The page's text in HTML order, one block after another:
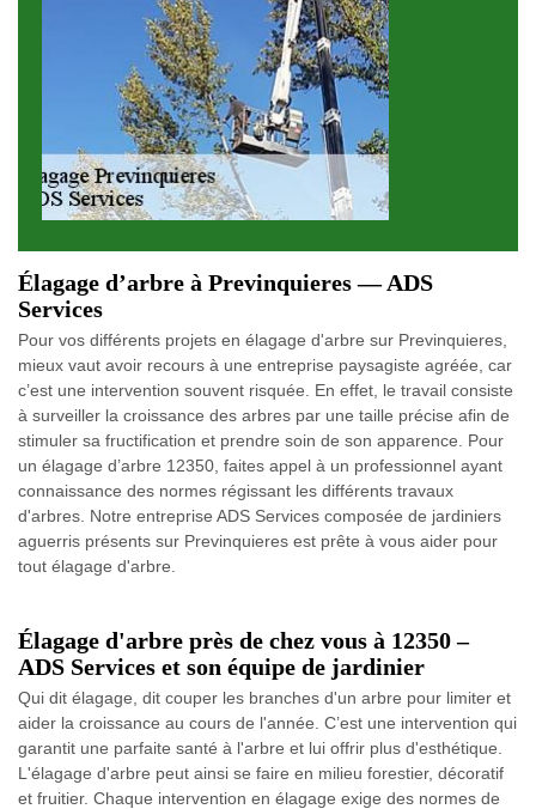
Élagage d’arbre à Previnquieres — ADS
Services
Pour vos différents projets en élagage d'arbre sur Previnquieres,
mieux vaut avoir recours à une entreprise paysagiste agréée, car
c’est une intervention souvent risquée. En effet, le travail consiste
à surveiller la croissance des arbres par une taille précise afin de
stimuler sa fructification et prendre soin de son apparence. Pour
un élagage d’arbre 12350, faites appel à un professionnel ayant
connaissance des normes régissant les différents travaux
d'arbres. Notre entreprise ADS Services composée de jardiniers
aguerris présents sur Previnquieres est prête à vous aider pour
tout élagage d'arbre.
Élagage d'arbre près de chez vous à 12350 –
ADS Services et son équipe de jardinier
Qui dit élagage, dit couper les branches d'un arbre pour limiter et
aider la croissance au cours de l'année. C’est une intervention qui
garantit une parfaite santé à l'arbre et lui offrir plus d'esthétique.
L'élagage d'arbre peut ainsi se faire en milieu forestier, décoratif
et fruitier. Chaque intervention en élagage exige des normes de